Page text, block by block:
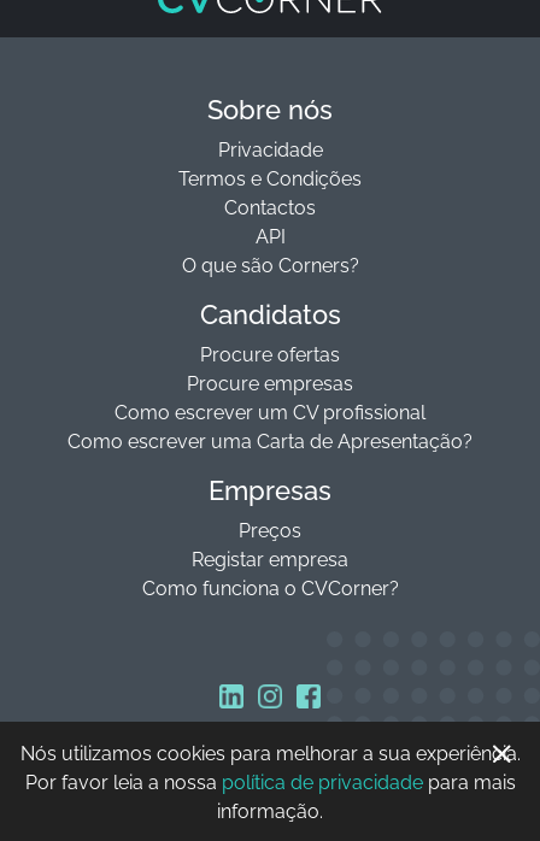
Nós utilizamos cookies para melhorar a sua experiência.
Por favor leia a nossa política de privacidadepara mais
informação.
Sobre nós
Privacidade
Termos e Condições
Contactos
API
O que são Corners?
Candidatos
Procure ofertas
Procure empresas
Como escrever um CV profissional
Como escrever uma Carta de Apresentação?
Empresas
Preços
Registar empresa
Como funciona o CVCorner?
Copyright © 2026 CVCorner